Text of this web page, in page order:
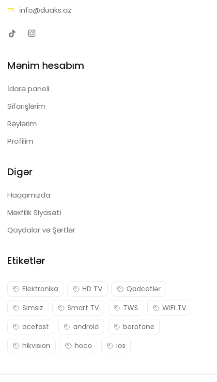
info@duaks.az
Mənim hesabım
İdarə paneli
Sifarişlərim
Rəylərim
Profilim
Digər
Haqqımızda
Məxfilik Siyasəti
Qaydalar və Şərtlər
Etiketlər
Elektronika HD TV
Qadcetlər
Simsiz
Smart TV TWS
WiFi TV
acefast
android
borofone
hikvision
hoco ios